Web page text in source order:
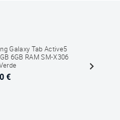
Galaxy Tab Active5
6GB RAM SM-X306
€